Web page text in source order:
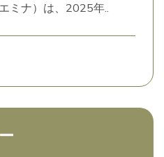
ミナ）は、2025年..